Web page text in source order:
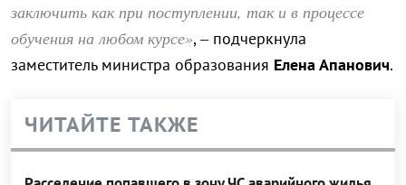
заключить как при поступлении, так и в процессе
обучения на любом курсе», – подчеркнула
заместитель министра образования Елена Апанович.
ЧИТАЙТЕ ТАКЖЕ